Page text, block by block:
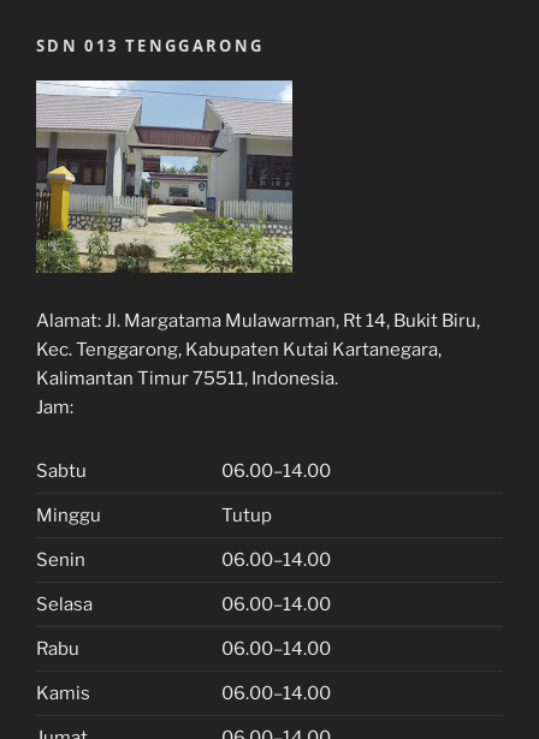
SDN 013 TENGGARONG
Alamat:Jl. Margatama Mulawarman, Rt 14, Bukit Biru,
Kec. Tenggarong, Kabupaten Kutai Kartanegara,
Kalimantan Timur 75511, Indonesia.
Jam:
Sabtu 06.00–14.00
Minggu Tutup
Senin 06.00–14.00
Selasa 06.00–14.00
Rabu 06.00–14.00
Kamis 06.00–14.00